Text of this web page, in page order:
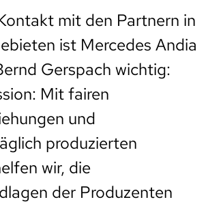
mit den Partnern in
ist Mercedes Andia
Gerspach wichtig:
Mit fairen
und
produzierten
wir, die
der Produzenten